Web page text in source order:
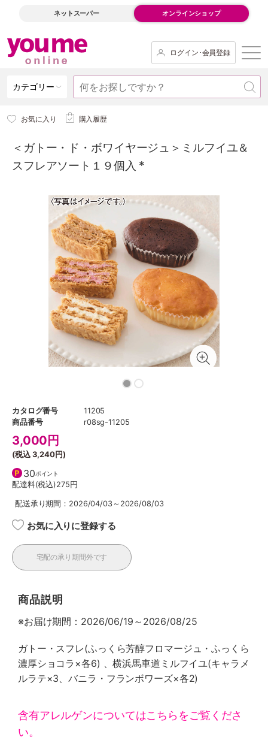
ネットスーパー オンラインショップ
ログイン･会員登録
カテゴリー
お気に入り 購入履歴
＜ガトー・ド・ボワイヤージュ＞ミルフイユ＆
スフレアソート１９個入 *
カタログ番号
11205
商品番号
r08sg-11205
3,000 円
(税込3,240円)
30ポイント
配達料(税込)275円
配送承り期間：2026/04/03～2026/08/03
お気に入りに登録する
宅配の承り期間外です
商品説明
※お届け期間：2026/06/19～2026/08/25
ガトー・スフレ(ふっくら芳醇フロマージュ・ふっくら
濃厚ショコラ×各6) 、横浜馬車道ミルフイユ(キャラメ
ルラテ×3、バニラ・フランボワーズ×各2)
含有アレルゲンについてはこちらをご覧くださ
い。